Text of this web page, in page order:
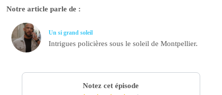
Notre article parle de :
Un si grand soleil
Intrigues policières sous le soleil de Montpellier.
Notez cet épisode